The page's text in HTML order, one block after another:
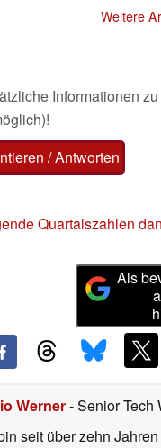
Weitere
Informationen
/ Antworten
Quartalszahlen
Als
Werner- Senior Tech
seit über zehn